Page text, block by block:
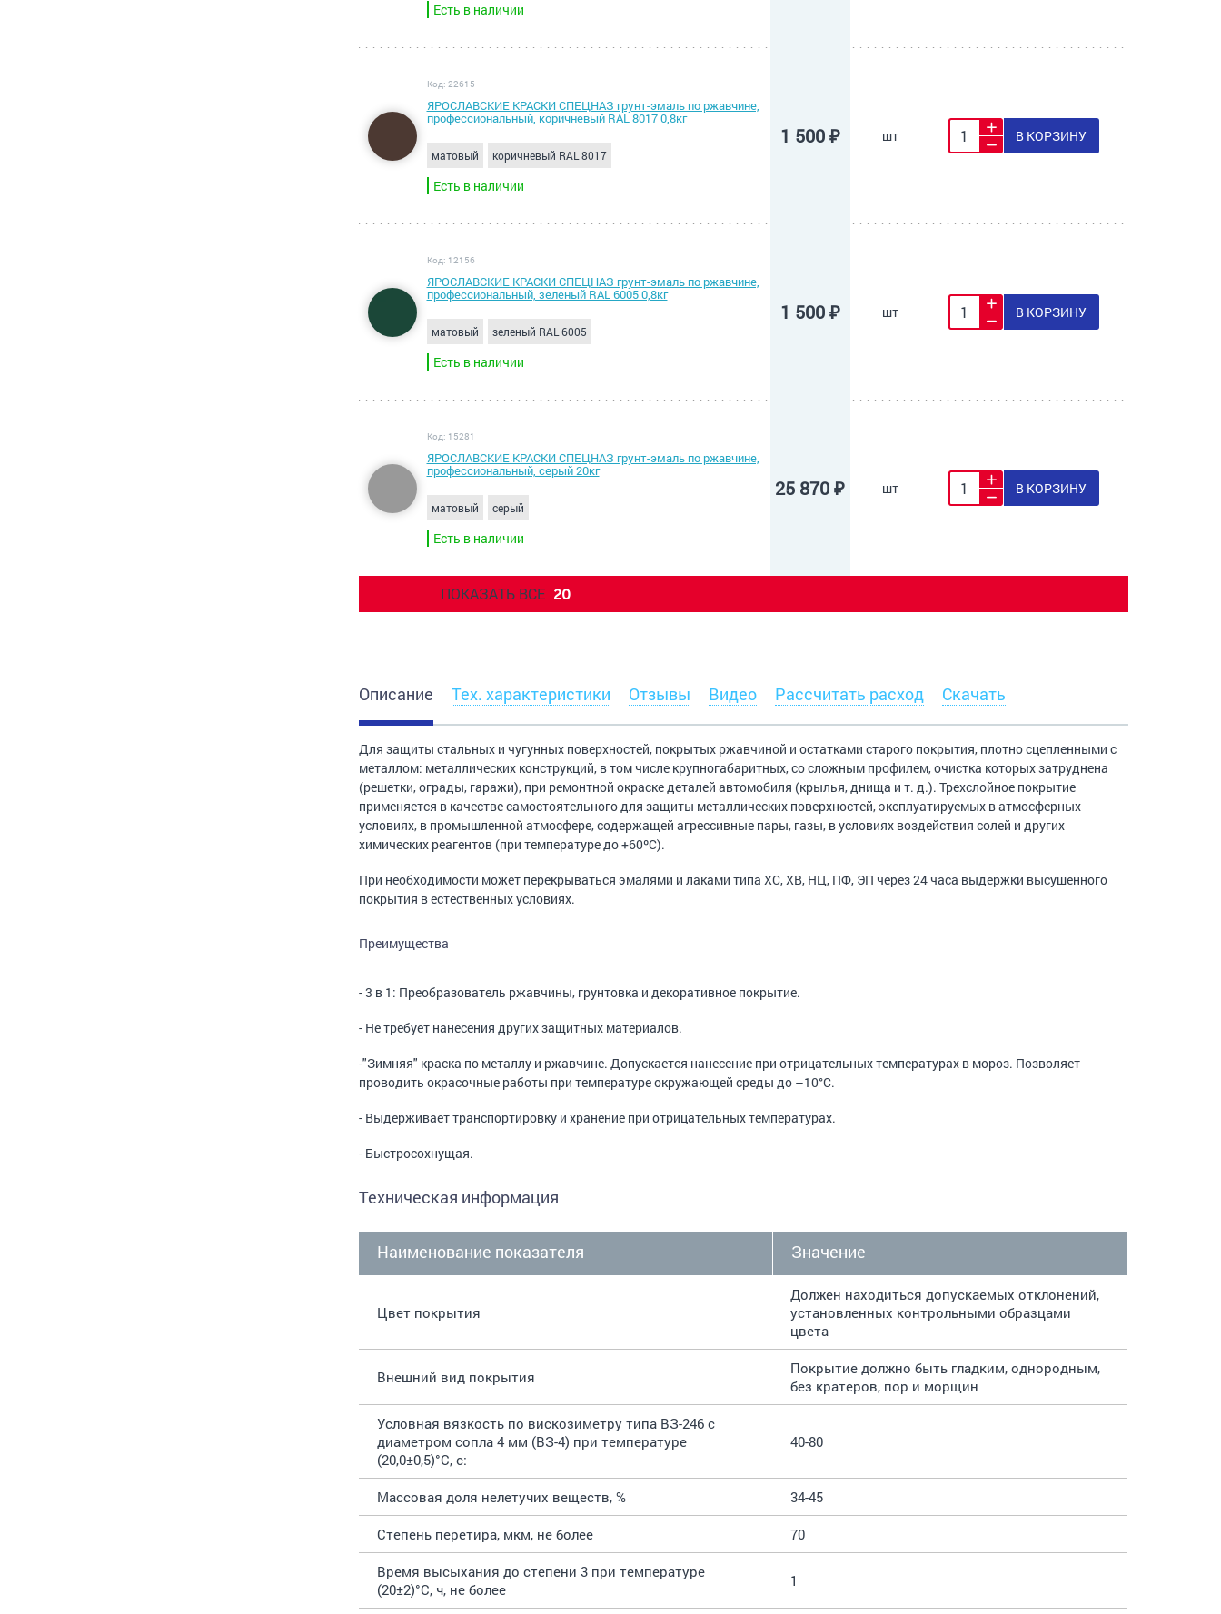
Есть в наличии
Код: 22615
ЯРОСЛАВСКИЕ КРАСКИ СПЕЦНАЗ грунт-эмаль по ржавчине,
профессиональный, коричневый RAL 8017 0,8кг
матовый коричневый RAL 8017
Есть в наличии
1 500 ₽ шт В КОРЗИНУ
Код: 12156
ЯРОСЛАВСКИЕ КРАСКИ СПЕЦНАЗ грунт-эмаль по ржавчине,
профессиональный, зеленый RAL 6005 0,8кг
матовый зеленый RAL 6005
Есть в наличии
1 500 ₽ шт В КОРЗИНУ
Код: 15281
ЯРОСЛАВСКИЕ КРАСКИ СПЕЦНАЗ грунт-эмаль по ржавчине,
профессиональный, серый 20кг
матовый серый
Есть в наличии
25 870 ₽ шт В КОРЗИНУ
ПОКАЗАТЬ ВСЕ 20
Описание Тех. характеристики Отзывы Видео Рассчитать расход Скачать
Для защиты стальных и чугунных поверхностей, покрытых ржавчиной и остатками старого покрытия, плотно сцепленными с
металлом: металлических конструкций, в том числе крупногабаритных, со сложным профилем, очистка которых затруднена
(решетки, ограды, гаражи), при ремонтной окраске деталей автомобиля (крылья, днища и т. д.). Трехслойное покрытие
применяется в качестве самостоятельного для защиты металлических поверхностей, эксплуатируемых в атмосферных
условиях, в промышленной атмосфере, содержащей агрессивные пары, газы, в условиях воздействия солей и других
химических реагентов (при температуре до +60ºС).
При необходимости может перекрываться эмалями и лаками типа ХС, ХВ, НЦ, ПФ, ЭП через 24 часа выдержки высушенного
покрытия в естественных условиях.
Преимущества
- 3 в 1: Преобразователь ржавчины, грунтовка и декоративное покрытие.
- Не требует нанесения других защитных материалов.
-"Зимняя" краска по металлу и ржавчине. Допускается нанесение при отрицательных температурах в мороз. Позволяет
проводить окрасочные работы при температуре окружающей среды до –10°С.
- Выдерживает транспортировку и хранение при отрицательных температурах.
- Быстросохнущая.
Техническая информация
Наименование показателя Значение
Цвет покрытия
Должен находиться допускаемых отклонений,
установленных контрольными образцами
цвета
Внешний вид покрытия
Покрытие должно быть гладким, однородным,
без кратеров, пор и морщин
Условная вязкость по вискозиметру типа ВЗ-246 с
диаметром сопла 4 мм (ВЗ-4) при температуре
(20,0±0,5)°C, с:
40-80
Массовая доля нелетучих веществ, % 34-45
Степень перетира, мкм, не более 70
Время высыхания до степени 3 при температуре
(20±2)°C, ч, не более
1